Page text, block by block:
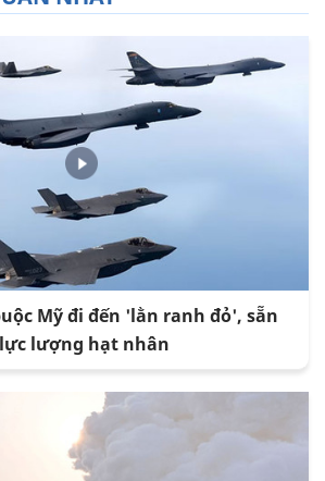
Mỹ đi đến 'lằn ranh đỏ', sẵn
lượng hạt nhân